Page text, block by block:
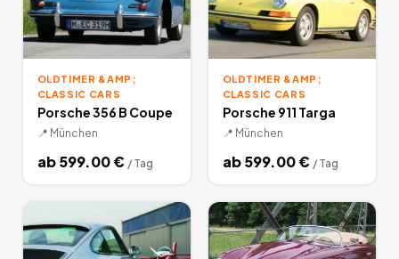
OLDTIMER &AMP;
CLASSIC CARS
Porsche 356 B Coupe
📍 München
ab599.00€ / Tag
OLDTIMER &AMP;
CLASSIC CARS
Porsche 911 Targa
📍 München
ab599.00€ / Tag